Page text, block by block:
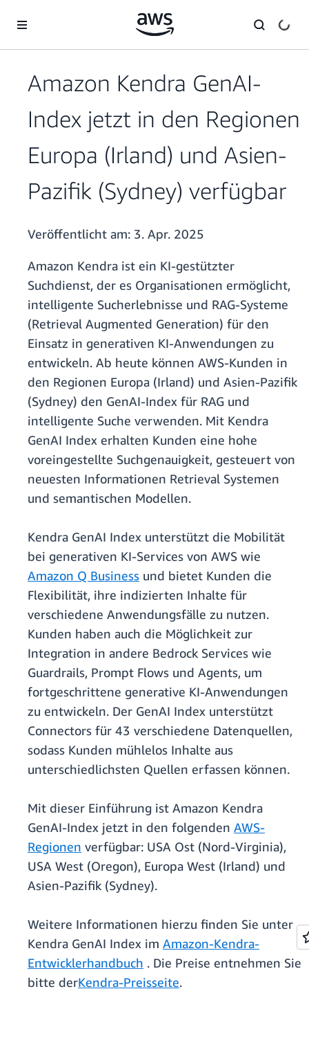
Überspringen zum Hauptinhalt
Amazon Kendra GenAI-
Index jetzt in den Regionen
Europa (Irland) und Asien-
Pazifik (Sydney) verfügbar
Veröffentlicht am: 3. Apr. 2025
Amazon Kendra ist ein KI-gestützter
Suchdienst, der es Organisationen ermöglicht,
intelligente Sucherlebnisse und RAG-Systeme
(Retrieval Augmented Generation) für den
Einsatz in generativen KI-Anwendungen zu
entwickeln. Ab heute können AWS-Kunden in
den Regionen Europa (Irland) und Asien-Pazifik
(Sydney) den GenAI-Index für RAG und
intelligente Suche verwenden. Mit Kendra
GenAI Index erhalten Kunden eine hohe
voreingestellte Suchgenauigkeit, gesteuert von
neuesten Informationen Retrieval Systemen
und semantischen Modellen.
Kendra GenAI Index unterstützt die Mobilität
bei generativen KI-Services von AWS wie
Amazon Q Business und bietet Kunden die
Flexibilität, ihre indizierten Inhalte für
verschiedene Anwendungsfälle zu nutzen.
Kunden haben auch die Möglichkeit zur
Integration in andere Bedrock Services wie
Guardrails, Prompt Flows und Agents, um
fortgeschrittene generative KI-Anwendungen
zu entwickeln. Der GenAI Index unterstützt
Connectors für 43 verschiedene Datenquellen,
sodass Kunden mühlelos Inhalte aus
unterschiedlichsten Quellen erfassen können.
Mit dieser Einführung ist Amazon Kendra
GenAI-Index jetzt in den folgenden AWS-
Regionen verfügbar: USA Ost (Nord-Virginia),
USA West (Oregon), Europa West (Irland) und
Asien-Pazifik (Sydney).
Weitere Informationen hierzu finden Sie unter
Kendra GenAI Index im Amazon-Kendra-
Entwicklerhandbuch . Die Preise entnehmen Sie
bitte derKendra-Preisseite.